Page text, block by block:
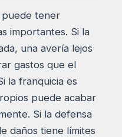
puede tener
importantes. Si la
una avería lejos
gastos que el
la franquicia es
puede acabar
Si la defensa
daños tiene límites